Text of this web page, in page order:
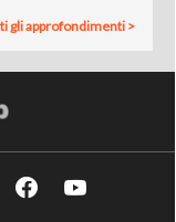
gli approfondimenti >